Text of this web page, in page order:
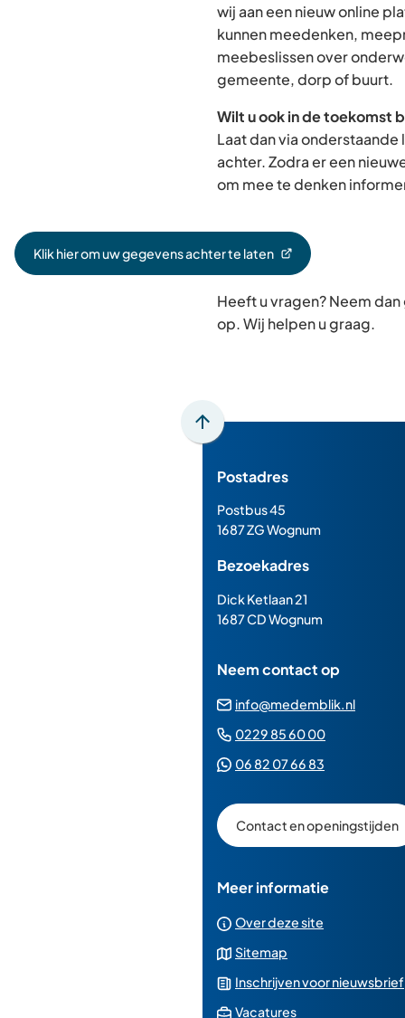
wij aan een nieuw online
kunnen meedenken,
meebeslissen over
gemeente, dorp of buurt.
Wilt u ook in de toekomst
Laat dan via
achter. Zodra er een
om mee te denken
Klik hier om uw gegevens achter te laten
(Verwijst
Heeft u vragen? Neem
op. Wij helpen u graag.
Scroll
boven
het
van
de
paginainhoud
Postadres
Postbus 45
1687 ZG Wognum
Bezoekadres
Dick Ketlaan 21
1687 CD Wognum
Neem contact op
info@medemblik.nl
0229 85 60 00(Verwijst
06 82 07 66 83
een
Whatsapp
Contact en openingstijden
Meer informatie
Over deze site
Sitemap
Inschrijven voor nieuwsbrief
Vacatures(Verwijst